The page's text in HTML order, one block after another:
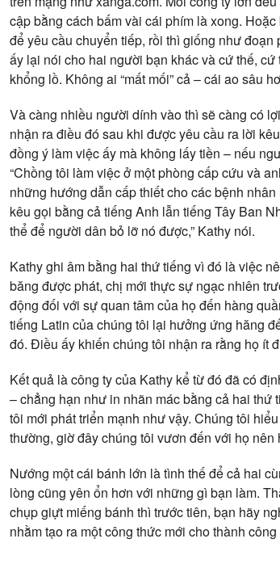
cập bằng cách bấm vài cái phím là xong.
để yêu cầu chuyển tiếp, rồi thì giống như
ấy lại nói cho hai người bạn khác và cứ thế,
khổng lồ. Không ai “mất mối” cả – cái ao sâu
Và càng nhiều người dính vào thì sẽ càng có
nhận ra điều đó sau khi được yêu cầu ra lời
đồng ý làm việc ấy mà không lấy tiền – nếu
“Chồng tôi làm việc ở một phòng cấp cứu và
những hướng dẫn cấp thiết cho các bệnh
kêu gọi bằng cả tiếng Anh lẫn tiếng Tây Ban
thể để người dân bỏ lỡ nó được,” Kathy nói.
Kathy ghi âm bằng hai thứ tiếng vì đó là việc
băng được phát, chị mới thực sự ngạc nhiên
động đối với sự quan tâm của họ đến hàng
tiếng Latin của chúng tôi lại hưởng ứng hăng
đó. Điều ấy khiến chúng tôi nhận ra rằng họ ít
Kết quả là công ty của Kathy kể từ đó đã có
– chẳng hạn như in nhãn mác bằng cả hai thứ
tôi mới phát triển mạnh như vậy. Chúng tôi
thường, giờ đây chúng tôi vươn đến với họ nên
Nướng một cái bánh lớn là tình thế để cả hai
lòng cũng yên ổn hơn với những gì bạn làm.
chụp giựt miếng bánh thì trước tiên, bạn hãy
nhằm tạo ra một công thức mới cho thành